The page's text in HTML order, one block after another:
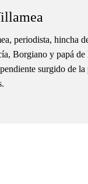
periodista, hincha
Borgiano y papá
surgido de